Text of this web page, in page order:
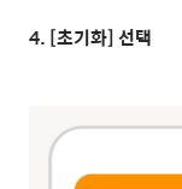
4. [초기화] 선택